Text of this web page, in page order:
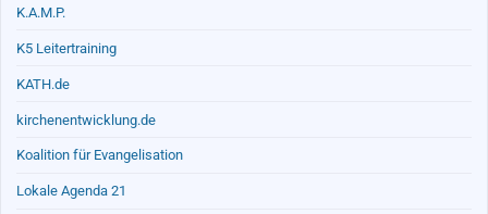
K.A.M.P.
K5 Leitertraining
KATH.de
kirchenentwicklung.de
Koalition für Evangelisation
Lokale Agenda 21